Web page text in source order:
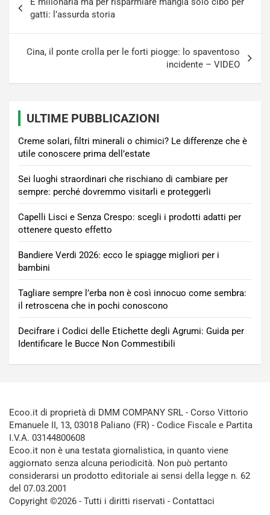
articoli
gatti: l’assurda storia
Cina, il ponte crolla per le forti piogge: lo spaventoso
incidente – VIDEO
ULTIME PUBBLICAZIONI
Creme solari, filtri minerali o chimici? Le differenze che è
utile conoscere prima dell’estate
Sei luoghi straordinari che rischiano di cambiare per
sempre: perché dovremmo visitarli e proteggerli
Capelli Lisci e Senza Crespo: scegli i prodotti adatti per
ottenere questo effetto
Bandiere Verdi 2026: ecco le spiagge migliori per i
bambini
Tagliare sempre l’erba non è così innocuo come sembra:
il retroscena che in pochi conoscono
Decifrare i Codici delle Etichette degli Agrumi: Guida per
Identificare le Bucce Non Commestibili
Ecoo.it di proprietà di DMM COMPANY SRL - Corso Vittorio
Emanuele II, 13, 03018 Paliano (FR) - Codice Fiscale e Partita
I.V.A. 03144800608
Ecoo.it non è una testata giornalistica, in quanto viene
aggiornato senza alcuna periodicità. Non può pertanto
considerarsi un prodotto editoriale ai sensi della legge n. 62
del 07.03.2001
Copyright ©2026 - Tutti i diritti riservati - Contattaci